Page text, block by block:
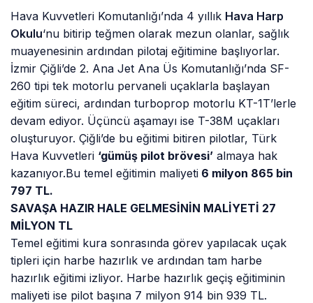
Hava Kuvvetleri Komutanlığı’nda 4 yıllık Hava Harp
Okulu‘nu bitirip teğmen olarak mezun olanlar, sağlık
muayenesinin ardından pilotaj eğitimine başlıyorlar.
İzmir Çiğli’de 2. Ana Jet Ana Üs Komutanlığı’nda SF-
260 tipi tek motorlu pervaneli uçaklarla başlayan
eğitim süreci, ardından turboprop motorlu KT-1T’lerle
devam ediyor. Üçüncü aşamayı ise T-38M uçakları
oluşturuyor. Çiğli’de bu eğitimi bitiren pilotlar, Türk
Hava Kuvvetleri ‘gümüş pilot brövesi’ almaya hak
kazanıyor.Bu temel eğitimin maliyeti 6 milyon 865 bin
797 TL.
SAVAŞA HAZIR HALE GELMESİNİN MALİYETİ 27
MİLYON TL
Temel eğitimi kura sonrasında görev yapılacak uçak
tipleri için harbe hazırlık ve ardından tam harbe
hazırlık eğitimi izliyor. Harbe hazırlık geçiş eğitiminin
maliyeti ise pilot başına 7 milyon 914 bin 939 TL.